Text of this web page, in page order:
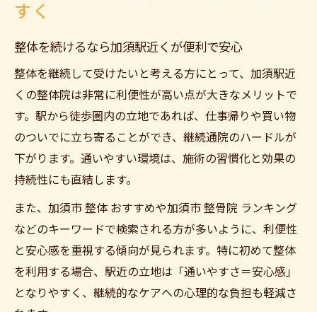
すく
整体を続けるなら加須駅近くが便利で安心
整体を継続して受けたいと考える方にとって、加須駅近
くの整体院は非常に利便性が高い点が大きなメリットで
す。駅から徒歩圏内の立地であれば、仕事帰りや買い物
のついでに立ち寄ることができ、継続通院のハードルが
下がります。通いやすい環境は、施術の習慣化と効果の
持続性にも直結します。
また、加須市 整体 おすすめや加須市 整骨院 ランキング
などのキーワードで検索される方が多いように、利便性
と安心感を重視する傾向が見られます。特に初めて整体
を利用する場合、駅近の立地は「通いやすさ＝安心感」
となりやすく、継続的なケアへの心理的な負担も軽減さ